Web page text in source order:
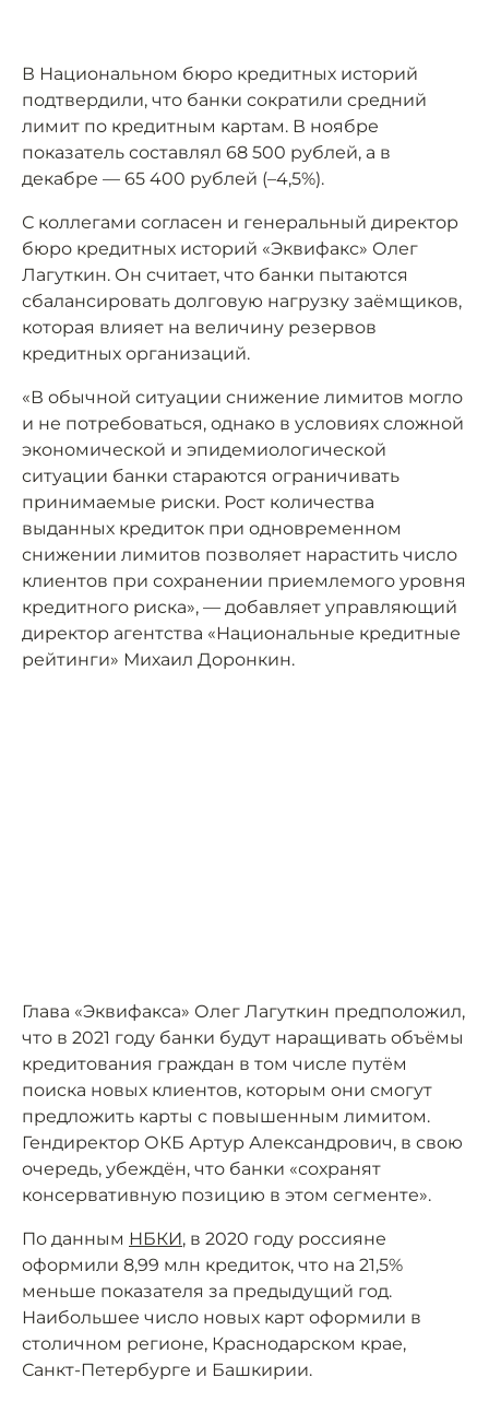
В Национальном бюро кредитных историй
подтвердили, что банки сократили средний
лимит по кредитным картам. В ноябре
показатель составлял 68 500 рублей, а в
декабре — 65 400 рублей (–4,5%).
С коллегами согласен и генеральный директор
бюро кредитных историй «Эквифакс» Олег
Лагуткин. Он считает, что банки пытаются
сбалансировать долговую нагрузку заёмщиков,
которая влияет на величину резервов
кредитных организаций.
«В обычной ситуации снижение лимитов могло
и не потребоваться, однако в условиях сложной
экономической и эпидемиологической
ситуации банки стараются ограничивать
принимаемые риски. Рост количества
выданных кредиток при одновременном
снижении лимитов позволяет нарастить число
клиентов при сохранении приемлемого уровня
кредитного риска», — добавляет управляющий
директор агентства «Национальные кредитные
рейтинги» Михаил Доронкин.
Глава «Эквифакса» Олег Лагуткин предположил,
что в 2021 году банки будут наращивать объёмы
кредитования граждан в том числе путём
поиска новых клиентов, которым они смогут
предложить карты с повышенным лимитом.
Гендиректор ОКБ Артур Александрович, в свою
очередь, убеждён, что банки «сохранят
консервативную позицию в этом сегменте».
По данным НБКИ, в 2020 году россияне
оформили 8,99 млн кредиток, что на 21,5%
меньше показателя за предыдущий год.
Наибольшее число новых карт оформили в
столичном регионе, Краснодарском крае,
Санкт-Петербурге и Башкирии.